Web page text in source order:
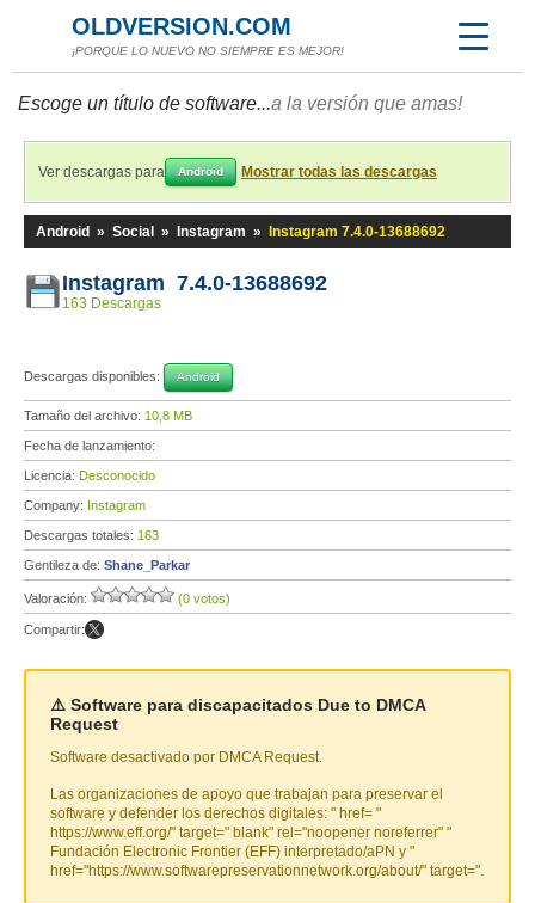
OLDVERSION.COM
¡PORQUE LO NUEVO NO SIEMPRE ES MEJOR!
Escoge un título de software...a la versión que amas!
Ver descargas para Android Mostrar todas las descargas
Android » Social » Instagram » Instagram 7.4.0-13688692
Instagram 7.4.0-13688692
163 Descargas
Descargas disponibles: Android
Tamaño del archivo: 10,8 MB
Fecha de lanzamiento:
Licencia: Desconocido
Company: Instagram
Descargas totales: 163
Gentileza de: Shane_Parkar
Valoración: (0 votos)
Compartir:
⚠️ Software para discapacitados Due to DMCA
Request
Software desactivado por DMCA Request.
Las organizaciones de apoyo que trabajan para preservar el
software y defender los derechos digitales: " href= "
https://www.eff.org/" target=" blank" rel="noopener noreferrer" "
Fundación Electronic Frontier (EFF) interpretado/aPN y "
href="https://www.softwarepreservationnetwork.org/about/" target=".